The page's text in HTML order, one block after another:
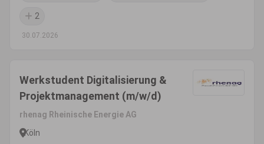
2
30.07.2026
Werkstudent Digitalisierung &
Projektmanagement (m/w/d)
rhenag Rheinische Energie AG
Köln